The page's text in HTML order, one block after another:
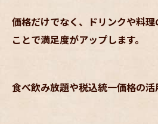
価格だけでなく、ドリンクや料
ことで満足度がアップします。
食べ飲み放題や税込統一価格の活